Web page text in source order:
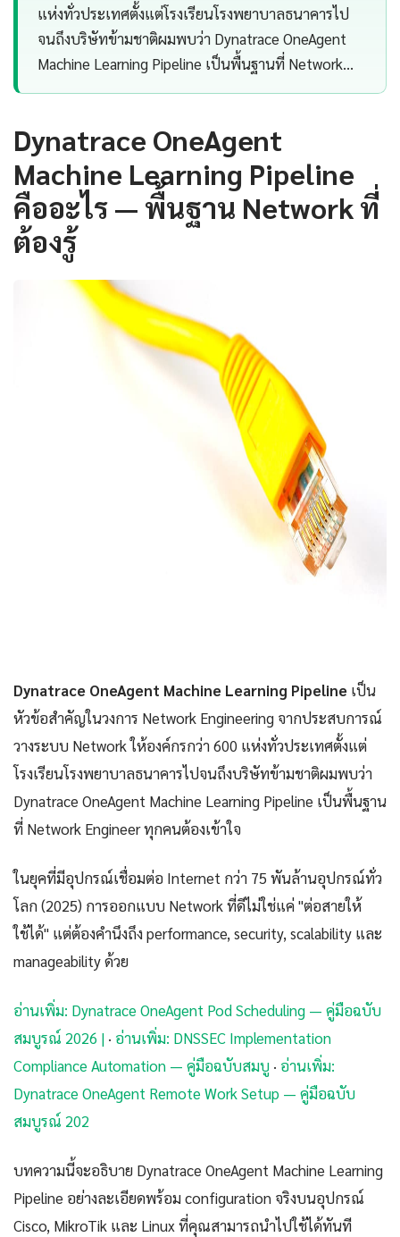
แห่งทั่วประเทศตั้งแต่โรงเรียนโรงพยาบาลธนาคารไป
จนถึงบริษัทข้ามชาติผมพบว่า Dynatrace OneAgent
Machine Learning Pipeline เป็นพื้นฐานที่ Network…
Dynatrace OneAgent
Machine Learning Pipeline
คืออะไร — พื้นฐาน Network ที่
ต้องรู้
Dynatrace OneAgent Machine Learning Pipeline เป็น
หัวข้อสำคัญในวงการ Network Engineering จากประสบการณ์
วางระบบ Network ให้องค์กรกว่า 600 แห่งทั่วประเทศตั้งแต่
โรงเรียนโรงพยาบาลธนาคารไปจนถึงบริษัทข้ามชาติผมพบว่า
Dynatrace OneAgent Machine Learning Pipeline เป็นพื้นฐาน
ที่ Network Engineer ทุกคนต้องเข้าใจ
ในยุคที่มีอุปกรณ์เชื่อมต่อ Internet กว่า 75 พันล้านอุปกรณ์ทั่ว
โลก (2025) การออกแบบ Network ที่ดีไม่ใช่แค่ "ต่อสายให้
ใช้ได้" แต่ต้องคำนึงถึง performance, security, scalability และ
manageability ด้วย
อ่านเพิ่ม: Dynatrace OneAgent Pod Scheduling — คู่มือฉบับ
สมบูรณ์ 2026 | · อ่านเพิ่ม: DNSSEC Implementation
Compliance Automation — คู่มือฉบับสมบู · อ่านเพิ่ม:
Dynatrace OneAgent Remote Work Setup — คู่มือฉบับ
สมบูรณ์ 202
บทความนี้จะอธิบาย Dynatrace OneAgent Machine Learning
Pipeline อย่างละเอียดพร้อม configuration จริงบนอุปกรณ์
Cisco, MikroTik และ Linux ที่คุณสามารถนำไปใช้ได้ทันที